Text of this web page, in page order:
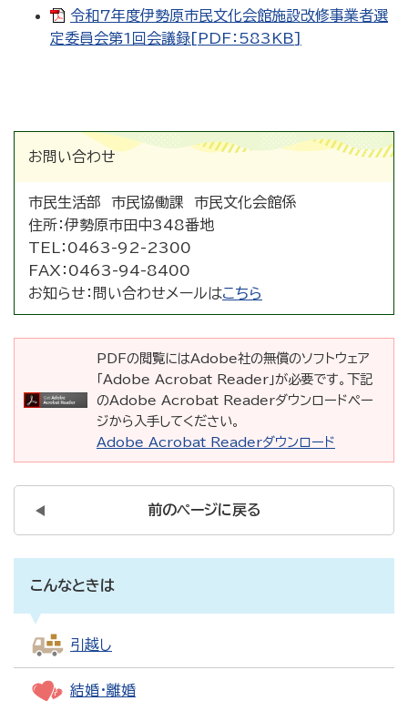
令和7年度伊勢原市民文化会館施設改修事業者選
定委員会第1回会議録[PDF：583KB]
お問い合わせ
市民生活部 市民協働課 市民文化会館係
住所：伊勢原市田中348番地
TEL： 0463-92-2300
FAX： 0463-94-8400
お知らせ： 問い合わせメールはこちら
PDFの閲覧にはAdobe社の無償のソフトウェア
「Adobe Acrobat Reader」が必要です。下記
のAdobe Acrobat Readerダウンロードペー
ジから入手してください。
Adobe Acrobat Readerダウンロード
前のページに戻る
こんなときは
引越し
結婚・離婚